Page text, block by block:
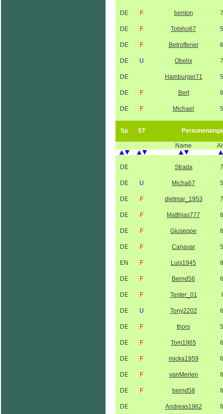
DE F benton
DE F Tobiho67
DE F Betroffener
DE U Obelix
DE Hamburger71
DE F Bert
DE F Michael
Sp ST
Name
DE Strada
DE U Micha67
DE F dietmar_1953
DE F Matthias777
DE F Giuseppe
DE F Canavar
EN F Luis1945
DE F Bernd56
DE F Tester_01
DE U Tony2202
DE F thors
DE F Tom1965
DE F micka1959
DE F vanMerlen
DE F bernd58
DE Andreas1962